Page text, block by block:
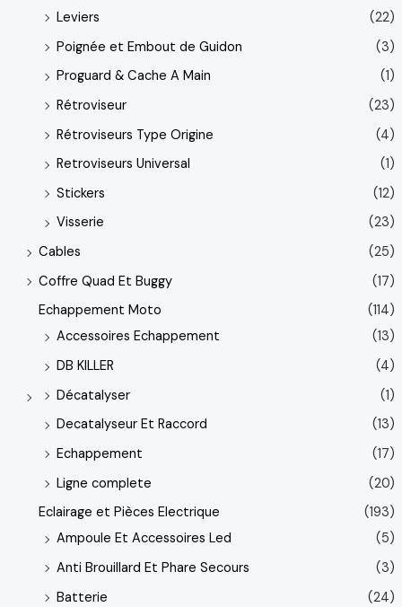
Leviers
(22)
Poignée et Embout de Guidon
(3)
Proguard & Cache A Main
(1)
Rétroviseur
(23)
Rétroviseurs Type Origine
(4)
Retroviseurs Universal
(1)
Stickers
(12)
Visserie
(23)
Cables
(25)
Coffre Quad Et Buggy
(17)
Echappement Moto
(114)
Accessoires Echappement
(13)
DB KILLER
(4)
Décatalyser
(1)
Decatalyseur Et Raccord
(13)
Echappement
(17)
Ligne complete
(20)
Eclairage et Pièces Electrique
(193)
Ampoule Et Accessoires Led
(5)
Anti Brouillard Et Phare Secours
(3)
Batterie
(24)